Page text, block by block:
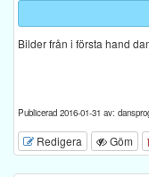
Bilder från i första hand
Publicerad 2016-01-31 av:
Redigera Göm